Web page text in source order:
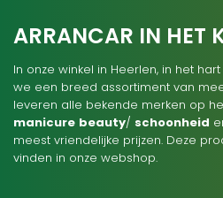
ARRANCAR IN HET
In onze winkel in Heerlen, in het
we een breed assortiment van
leveren alle bekende merken op
manicure beauty/ schoonheid
meest vriendelijke prijzen. Deze
vinden in onze webshop.